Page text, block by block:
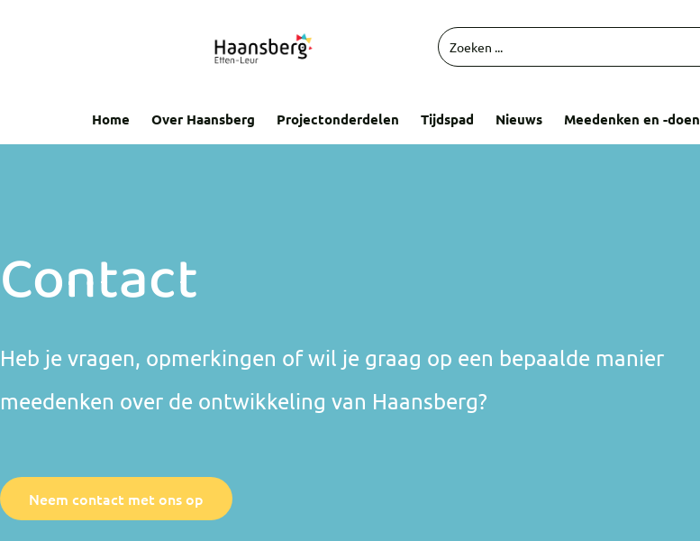
Home Over Haansberg Projectonderdelen Tijdspad Nieuws Meedenken en -doen
Contact
Heb je vragen, opmerkingen of wil je graag op een bepaalde manier
meedenken over de ontwikkeling van Haansberg?
Neem contact met ons op